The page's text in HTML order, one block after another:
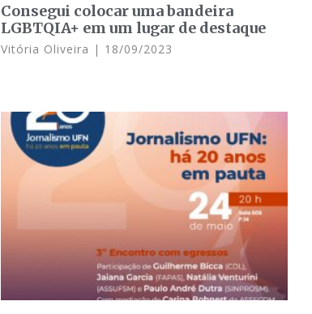
Consegui colocar uma bandeira
LGBTQIA+ em um lugar de destaque
Vitória Oliveira 18/09/2023